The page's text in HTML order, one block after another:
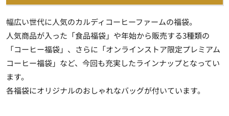
幅広い世代に人気のカルディコーヒーファームの福袋。
人気商品が入った「食品福袋」や年始から販売する3種類の
「コーヒー福袋」、さらに「オンラインストア限定プレミアム
コーヒー福袋」など、今回も充実したラインナップとなってい
ます。
各福袋にオリジナルのおしゃれなバッグが付いています。